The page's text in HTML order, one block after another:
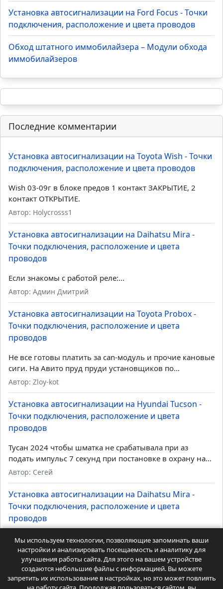
Точки подключения, расположение и цвета
проводов
Установка автосигнализации на Лада Гранта - Точки
подключения, расположение и цвета проводов
Установка автосигнализации на Ford Focus - Точки
подключения, расположение и цвета проводов
Обход штатного иммобилайзера – Модули обхода
Последние комментарии
Установка автосигнализации на Toyota Wish - Точки
подключения, расположение и цвета проводов
Wish 03-09г в блоке предов 1 контакт ЗАКРЫТИЕ, 2
контакт ОТКРЫТИЕ.
Автор: Holycrosss1
Установка автосигнализации на Daihatsu Mira -
проводов
Если знакомы с работой реле:...
Автор: Админ Дмитрий
Установка автосигнализации на Toyota Probox -
Точки подключения, расположение и цвета
Не все готовы платить за can-модуль и прочие кановые
сиги. На Авито пруд пруди установщиков по...
Автор: Zloy-kot
Установка автосигнализации на Hyundai Tucson -
Точки подключения, расположение и цвета
Тусан 2024 чтобы шматка не срабатывала при аз
подать импульс 7 секунд при постановке в охрану на...
Автор: Сегей
Мы используем технологии, позволяющие запоминать ваши
настройки и анализировать посещаемость и аналитику для
улучшения работы сайта. Для этого на вашем устройстве
создаются небольшие файлы с информацией. Вы можете
запретить их использование в настройках, но это может повлиять